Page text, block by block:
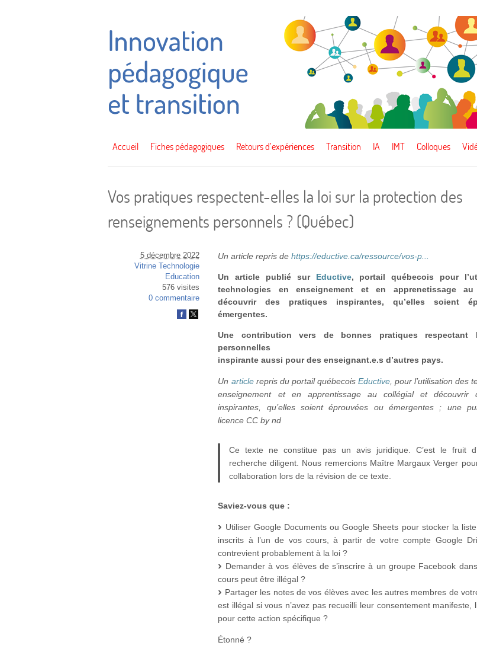
Accueil Fiches pédagogiques Retours d’expériences Transition IA IMT Colloques
Vos pratiques respectent-elles la loi sur la protection des
renseignements personnels ? (Québec)
5 décembre 2022
Vitrine Technologie
Education
576 visites
0 commentaire
Un article repris dehttps://eductive.ca/ressource/vos-p...
Un article publié sur Eductive, portail québecois pour
technologies en enseignement et en apprenetissage
découvrir des pratiques inspirantes, qu’elles soient
émergentes.
Une contribution vers de bonnes pratiques respectant
personnelles
inspirante aussi pour des enseignant.e.s d’autres pays.
Un articlerepris du portail québecois Eductive , pour l’utilisation des
enseignement et en apprentissage au collégial et découvrir
inspirantes, qu’elles soient éprouvées ou émergentes ; une
licence CC by nd
Ce texte ne constitue pas un avis juridique. C’est le fruit
recherche diligent. Nous remercions Maître Margaux Verger
collaboration lors de la révision de ce texte.
Saviez-vous que :
Utiliser Google Documents ou Google Sheets pour stocker la
inscrits à l’un de vos cours, à partir de votre compte Google
contrevient probablement à la loi ?
Demander à vos élèves de s’inscrire à un groupe Facebook
cours peut être illégal ?
Partager les notes de vos élèves avec les autres membres de
est illégal si vous n’avez pas recueilli leur consentement manifeste,
pour cette action spécifique ?
Étonné ?